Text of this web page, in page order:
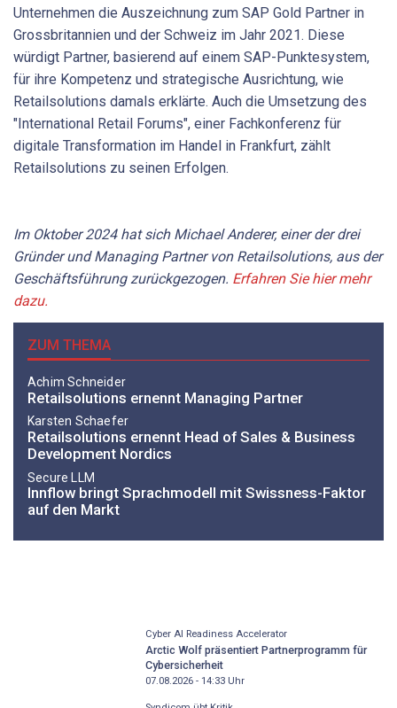
Unternehmen die Auszeichnung zum SAP Gold Partner in
Grossbritannien und der Schweiz im Jahr 2021. Diese
würdigt Partner, basierend auf einem SAP-Punktesystem,
für ihre Kompetenz und strategische Ausrichtung, wie
Retailsolutions damals erklärte. Auch die Umsetzung des
"International Retail Forums", einer Fachkonferenz für
digitale Transformation im Handel in Frankfurt, zählt
Retailsolutions zu seinen Erfolgen.
Im Oktober 2024 hat sich Michael Anderer, einer der drei
Gründer und Managing Partner von Retailsolutions, aus der
Geschäftsführung zurückgezogen. Erfahren Sie hier mehr
dazu.
ZUM THEMA
Achim Schneider
Retailsolutions ernennt Managing Partner
Karsten Schaefer
Retailsolutions ernennt Head of Sales & Business
Development Nordics
Secure LLM
Innflow bringt Sprachmodell mit Swissness-Faktor
auf den Markt
Cyber AI Readiness Accelerator
Arctic Wolf präsentiert Partnerprogramm für
Cybersicherheit
07.08.2026 - 14:33Uhr